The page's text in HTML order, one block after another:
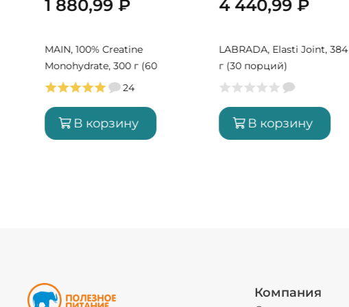
1 880,99 ₽
MAIN, 100% Creatine
Monohydrate, 300 г (60
порций)
24
В корзину
4 440,99₽
LABRADA, Elasti Joint, 384
г (30 порций)
В корзину
Компания